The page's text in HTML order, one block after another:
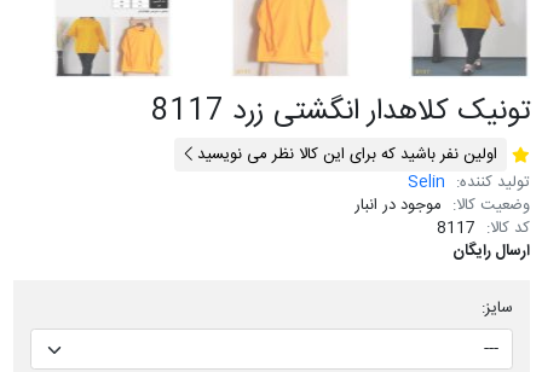
تونیک کلاهدار انگشتی زرد 8117
اولین نفر باشید که برای این کالا نظر می نویسید
تولید کننده: Selin
وضعیت کالا: موجود در انبار
کد کالا: 8117
ارسال رایگان
سایز: